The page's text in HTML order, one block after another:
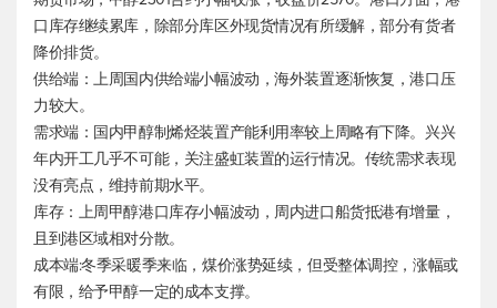
口库存继续累库，除部分库区外现货情况有所缓解，部分有货者
降价排货。
供给端：上周国内供给端小幅波动，海外装置逐渐恢复，港口压
力较大。
需求端：国内甲醇制烯烃装置产能利用率较上周略有下降。兴兴
年内开工几乎不可能，关注盛虹装置的运行情况。传统需求表现
没有亮点，维持前期水平。
库存：上周甲醇港口库存小幅波动，周内进口船货抵港有增量，
且到港区域相对分散。
成本端:冬季采暖季来临，煤价涨势延续，但受整体调控，涨幅或
有限，给予甲醇一定的成本支撑。